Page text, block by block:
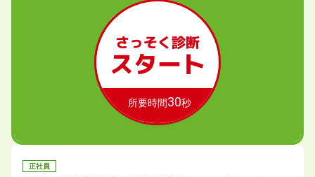
さっそく診断
スタート
所要時間30秒
正社員